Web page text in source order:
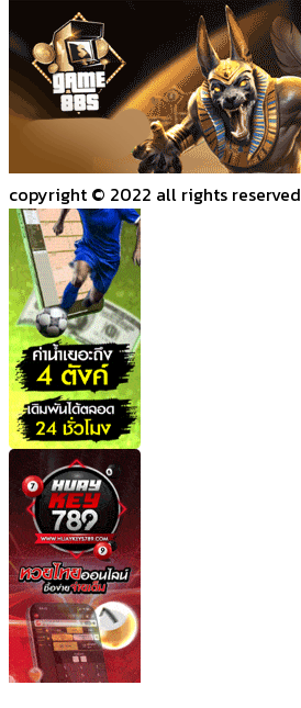
copyright © 2022 all rights reserved